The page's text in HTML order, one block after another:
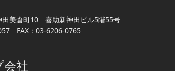
田美倉町10 喜助新神田ビル5階55号
FAX：03-6206-0765
会社